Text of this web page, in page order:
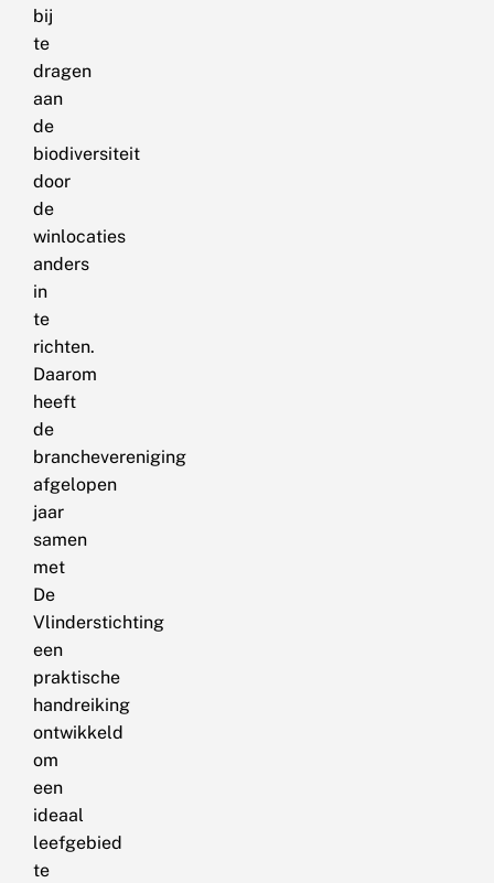
bij
te
dragen
aan
de
biodiversiteit
door
de
winlocaties
anders
in
te
richten.
Daarom
heeft
de
branchevereniging
afgelopen
jaar
samen
met
De
Vlinderstichting
een
praktische
handreiking
ontwikkeld
om
een
ideaal
leefgebied
te